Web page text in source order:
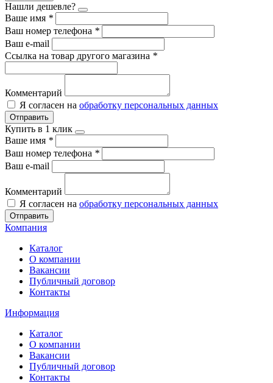
Нашли дешевле?
Ваше имя *
Ваш номер телефона *
Ваш e-mail
Ссылка на товар другого магазина *
Комментарий
Я согласен на обработку персональных данных
Отправить
Купить в 1 клик
Ваше имя *
Ваш номер телефона *
Ваш e-mail
Комментарий
Я согласен на обработку персональных данных
Отправить
Компания
Каталог
О компании
Вакансии
Публичный договор
Контакты
Информация
Каталог
О компании
Вакансии
Публичный договор
Контакты